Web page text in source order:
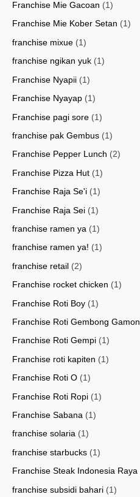
Franchise Mie Gacoan (1)
Franchise Mie Kober Setan (1)
franchise mixue (1)
franchise ngikan yuk (1)
Franchise Nyapii (1)
Franchise Nyayap (1)
Franchise pagi sore (1)
franchise pak Gembus (1)
Franchise Pepper Lunch (2)
Franchise Pizza Hut (1)
Franchise Raja Se'i (1)
Franchise Raja Sei (1)
franchise ramen ya (1)
franchise ramen ya! (1)
franchise retail (2)
Franchise rocket chicken (1)
Franchise Roti Boy (1)
Franchise Roti Gembong Gamon
Franchise Roti Gempi (1)
Franchise roti kapiten (1)
Franchise Roti O (1)
Franchise Roti Ropi (1)
Franchise Sabana (1)
franchise solaria (1)
franchise starbucks (1)
Franchise Steak Indonesia Raya
franchise subsidi bahari (1)